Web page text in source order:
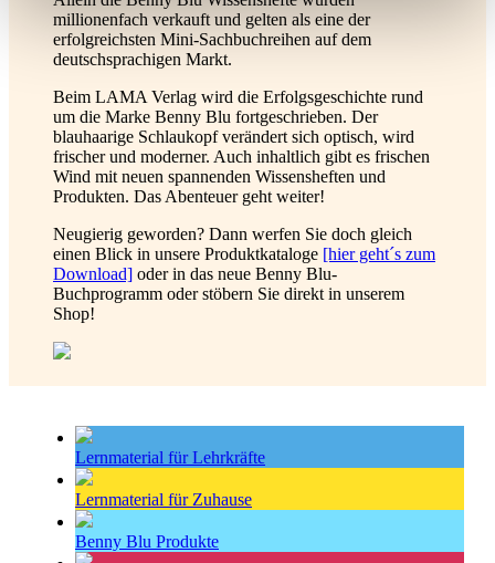
millionenfach verkauft und gelten als eine der
erfolgreichsten Mini-Sachbuchreihen auf dem
deutschsprachigen Markt.
Beim LAMA Verlag wird die Erfolgsgeschichte rund
um die Marke Benny Blu fortgeschrieben. Der
blauhaarige Schlaukopf verändert sich optisch, wird
frischer und moderner. Auch inhaltlich gibt es frischen
Wind mit neuen spannenden Wissensheften und
Produkten. Das Abenteuer geht weiter!
Neugierig geworden? Dann werfen Sie doch gleich
einen Blick in unsere Produktkataloge [hier geht´s zum
Download] oder in das neue Benny Blu-
Buchprogramm oder stöbern Sie direkt in unserem
Shop!
Lernmaterial für Lehrkräfte
Lernmaterial für Zuhause
Benny Blu Produkte